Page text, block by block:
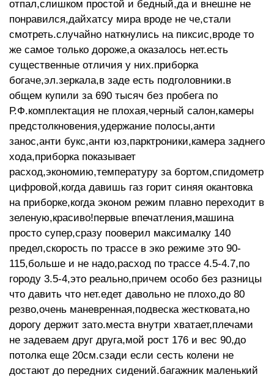
отпал,слишком простой и бедный,да и внешне не
понравился,дайхатсу мира вроде не че,стали
смотреть.случайно наткнулись на пиксис,вроде то
же самое только дороже,а оказалось нет.есть
существенные отличия у них.приборка
богаче,эл.зеркала,в заде есть подголовники.в
общем купили за 690 тысяч без пробега по
Р.Ф.комплектация не плохая,черный салон,камеры
предстолкновения,удержание полосы,анти
занос,анти букс,анти юз,парктроники,камера заднего
хода,приборка показывает
расход,экономию,температуру за бортом,спидометр
цифровой,когда давишь газ горит синяя окантовка
на приборке,когда эконом режим плавно переходит в
зеленую,красиво!первые впечатления,машина
просто супер,сразу пооверил максималку 140
предел,скорость по трассе в эко режиме это 90-
115,больше и не надо,расход по трассе 4.5-4.7,по
городу 3.5-4,это реально,причем особо без разницы
что давить что нет.едет давольно не плохо,до 80
резво,очень маневренная,подвеска жестковата,но
дорогу держит зато.места внутри хватает,плечами
не задеваем друг друга,мой рост 176 и вес 90,до
потолка еще 20см.сзади если сесть колени не
достают до передних сидений.багажник маленький